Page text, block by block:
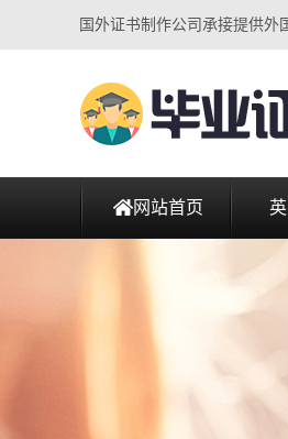
国外证书制作公司承接提供外
网站首页